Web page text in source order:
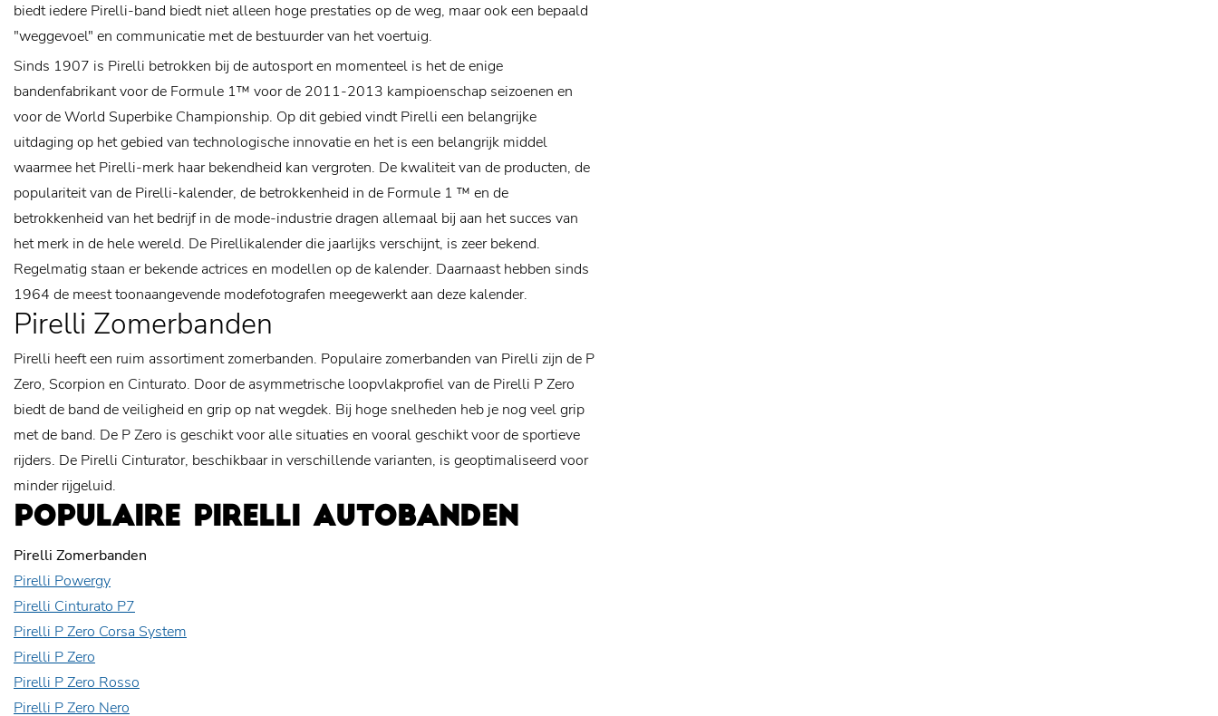
biedt iedere Pirelli-band biedt niet alleen hoge prestaties op de weg, maar ook een bepaald
"weggevoel" en communicatie met de bestuurder van het voertuig.
Sinds 1907 is Pirelli betrokken bij de autosport en momenteel is het de enige
bandenfabrikant voor de Formule 1™ voor de 2011-2013 kampioenschap seizoenen en
voor de World Superbike Championship. Op dit gebied vindt Pirelli een belangrijke
uitdaging op het gebied van technologische innovatie en het is een belangrijk middel
waarmee het Pirelli-merk haar bekendheid kan vergroten. De kwaliteit van de producten, de
populariteit van de Pirelli-kalender, de betrokkenheid in de Formule 1 ™ en de
betrokkenheid van het bedrijf in de mode-industrie dragen allemaal bij aan het succes van
het merk in de hele wereld. De Pirellikalender die jaarlijks verschijnt, is zeer bekend.
Regelmatig staan er bekende actrices en modellen op de kalender. Daarnaast hebben sinds
1964 de meest toonaangevende modefotografen meegewerkt aan deze kalender.
Pirelli Zomerbanden
Pirelli heeft een ruim assortiment zomerbanden. Populaire zomerbanden van Pirelli zijn de P
Zero, Scorpion en Cinturato. Door de asymmetrische loopvlakprofiel van de Pirelli P Zero
biedt de band de veiligheid en grip op nat wegdek. Bij hoge snelheden heb je nog veel grip
met de band. De P Zero is geschikt voor alle situaties en vooral geschikt voor de sportieve
rijders. De Pirelli Cinturator, beschikbaar in verschillende varianten, is geoptimaliseerd voor
minder rijgeluid.
POPULAIRE PIRELLI AUTOBANDEN
Pirelli Zomerbanden
Pirelli Powergy
Pirelli Cinturato P7
Pirelli P Zero Corsa System
Pirelli P Zero
Pirelli P Zero Rosso
Pirelli P Zero Nero